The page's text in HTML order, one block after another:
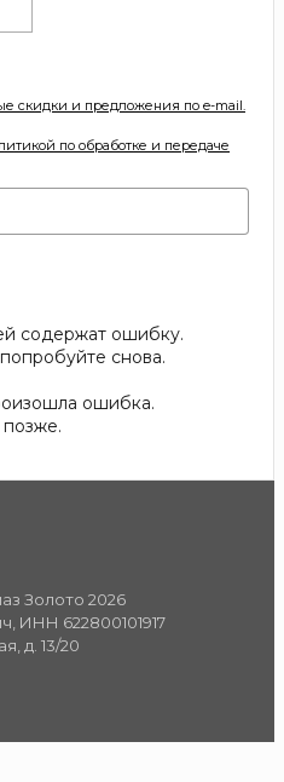
скидки и предложения по e-mail.
по обработке и передаче
содержат ошибку.
снова.
ошибка.
Золото 2026
ИНН 622800101917
д. 13/20